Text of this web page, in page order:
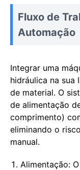
Fluxo de
Automação
Integrar uma
hidráulica na sua
de material. O
de alimentação
comprimento)
eliminando o
manual.
Alimentação: